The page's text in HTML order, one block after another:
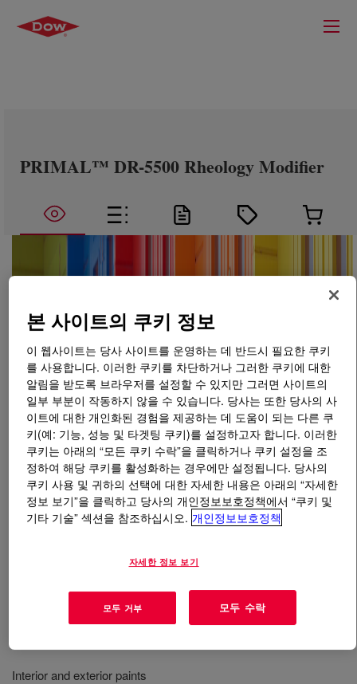
PRIMAL™ DR-5500 Rheology Modifier
무엇입니까PRIMAL™ DR-5500 Rheology Modifier
An APEO-free*, solvent-free*, hydrophobically modified,
alkali-soluble emulsion (HASE) rheology modifier for
waterborne coatings. The product is effective in
improving the high shear (ICI) viscosity of waterborne
coatings, resulting in coatings that have high film build
characteristicsfor improved hiding and appearance. It is
handling and easy incorporation during the manufacturing
Interior and exterior paints
본 사이트의 쿠키 정보
이 웹사이트는 당사 사이트를 운영하는 데 반드시 필요한 쿠키
를 사용합니다. 이러한 쿠키를 차단하거나 그러한 쿠키에 대한
알림을 받도록 브라우저를 설정할 수 있지만 그러면 사이트의
일부 부분이 작동하지 않을 수 있습니다. 당사는 또한 당사의 사
이트에 대한 개인화된 경험을 제공하는 데 도움이 되는 다른 쿠
키(예: 기능, 성능 및 타겟팅 쿠키)를 설정하고자 합니다. 이러한
쿠키는 아래의 “모든 쿠키 수락”을 클릭하거나 쿠키 설정을 조
정하여 해당 쿠키를 활성화하는 경우에만 설정됩니다. 당사의
쿠키 사용 및 귀하의 선택에 대한 자세한 내용은 아래의 “자세한
정보 보기”을 클릭하고 당사의 개인정보보호정책에서 “쿠키 및
기타 기술” 섹션을 참조하십시오. 개인정보보호정책
자세한 정보 보기
모두 거부 모두 수락